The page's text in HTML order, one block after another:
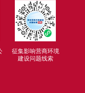
征集影响营商环境
建设问题线索